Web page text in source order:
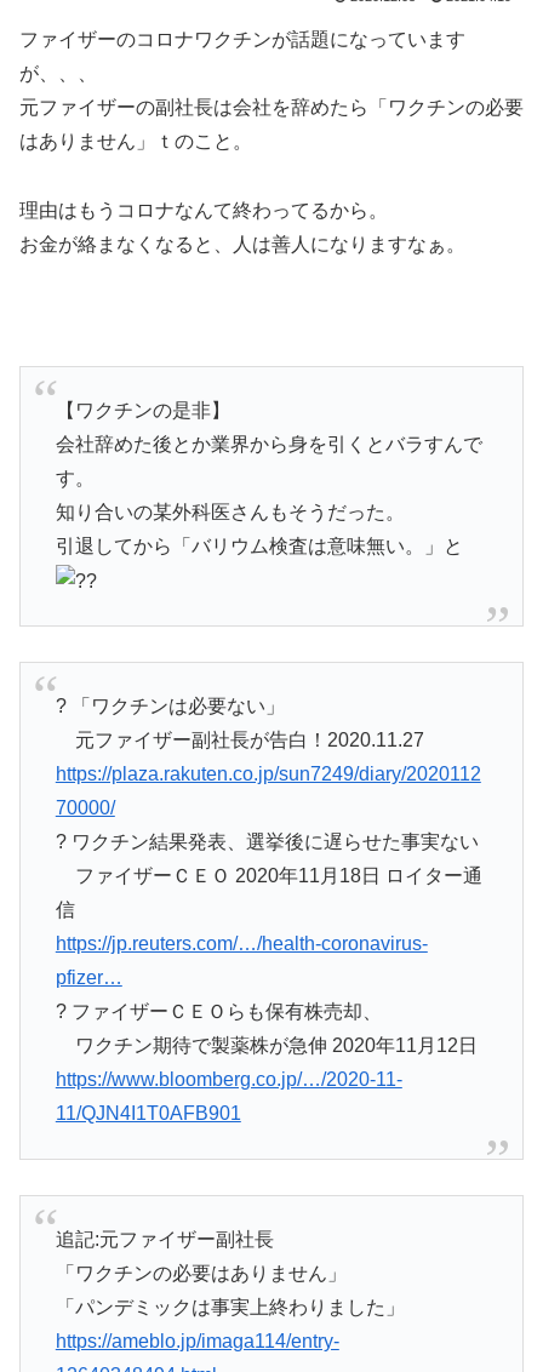
ファイザーのコロナワクチンが話題になっています
が、、、
元ファイザーの副社長は会社を辞めたら「ワクチンの必要
はありません」ｔのこと。
理由はもうコロナなんて終わってるから。
お金が絡まなくなると、人は善人になりますなぁ。
【ワクチンの是非】
会社辞めた後とか業界から身を引くとバラすんで
す。
知り合いの某外科医さんもそうだった。
引退してから「バリウム検査は意味無い。」と
? 「ワクチンは必要ない」
元ファイザー副社長が告白！2020.11.27
https://plaza.rakuten.co.jp/sun7249/diary/2020112
70000/
? ワクチン結果発表、選挙後に遅らせた事実ない
ファイザーＣＥＯ 2020年11月18日 ロイター通
信
https://jp.reuters.com/…/health-coronavirus-
pfizer…
? ファイザーＣＥＯらも保有株売却、
ワクチン期待で製薬株が急伸 2020年11月12日
https://www.bloomberg.co.jp/…/2020-11-
11/QJN4I1T0AFB901
追記:元ファイザー副社長
「ワクチンの必要はありません」
「パンデミックは事実上終わりました」
https://ameblo.jp/imaga114/entry-